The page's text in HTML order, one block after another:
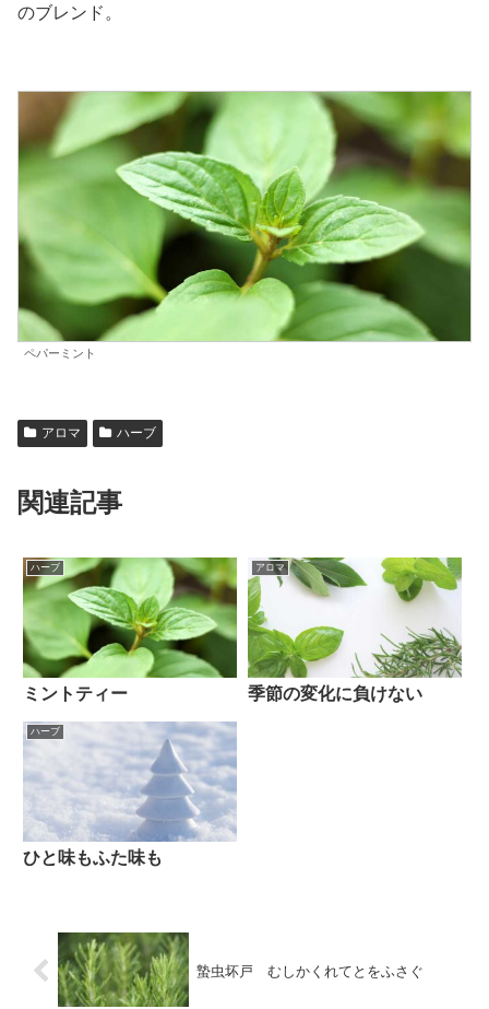
のブレンド。
ペパーミント
アロマ ハーブ
関連記事
ハーブ
ミントティー
アロマ
季節の変化に負けない
ハーブ
ひと味もふた味も
蟄虫坏戸 むしかくれてとをふさぐ